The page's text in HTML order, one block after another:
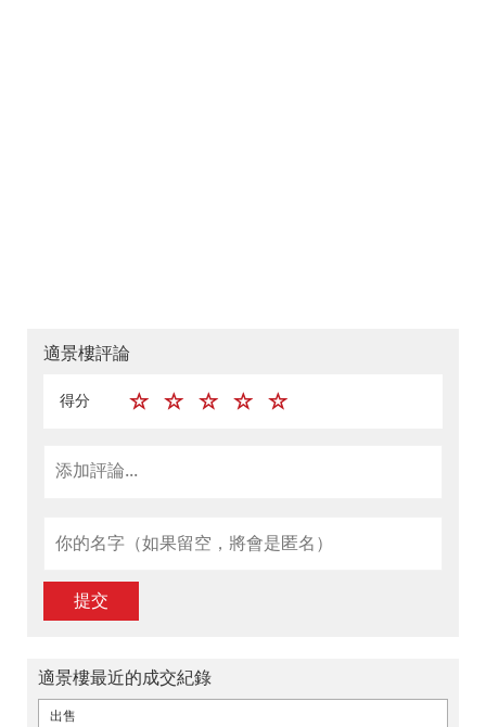
適景樓評論
得分
提交
適景樓最近的成交紀錄
出售